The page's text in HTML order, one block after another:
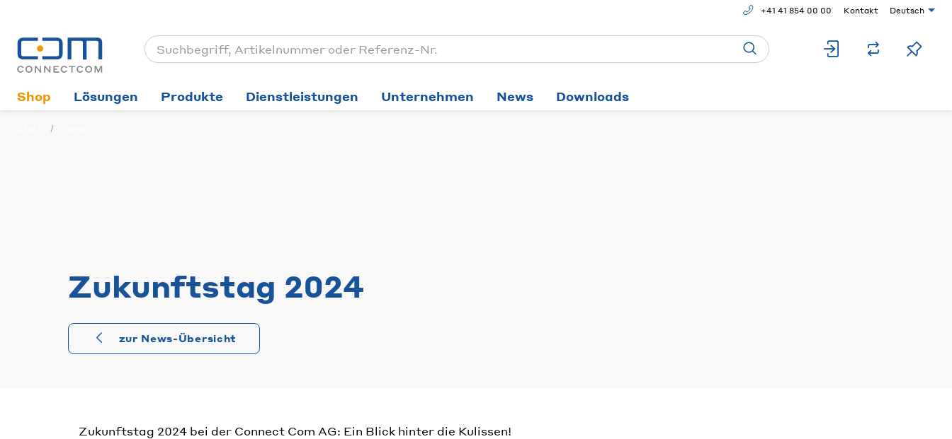
+41 41 854 00 00 Kontakt Deutsch
Shop Lösungen Produkte Dienstleistungen Unternehmen News Downloads
Zukunftstag 2024
zur News-Übersicht
Zukunftstag 2024 bei der Connect Com AG: Ein Blick hinter die Kulissen!